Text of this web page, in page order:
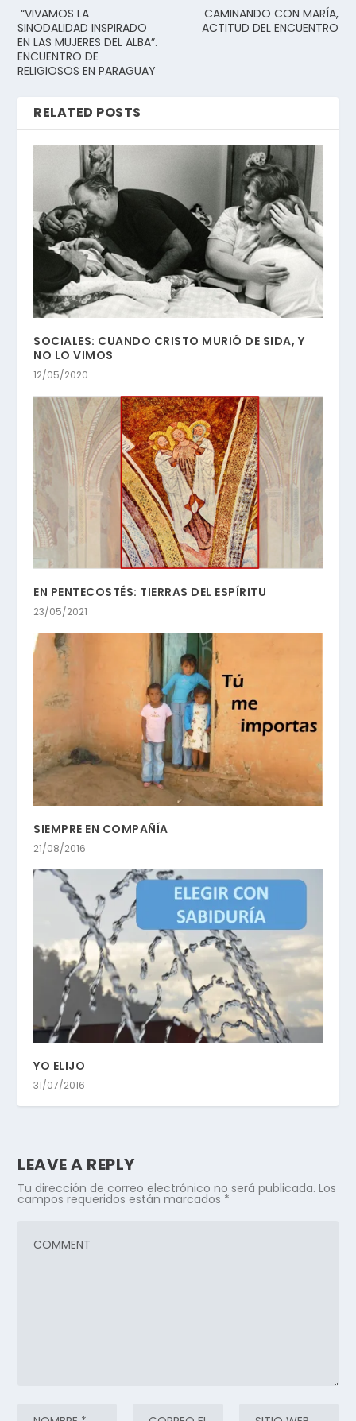
“VIVAMOS LA
SINODALIDAD INSPIRADO
EN LAS MUJERES DEL ALBA”.
ENCUENTRO DE
RELIGIOSOS EN PARAGUAY
CAMINANDO CON MARÍA,
ACTITUD DEL ENCUENTRO
RELATED POSTS
SOCIALES: CUANDO CRISTO MURIÓ DE SIDA, Y
NO LO VIMOS
12/05/2020
EN PENTECOSTÉS: TIERRAS DEL ESPÍRITU
23/05/2021
SIEMPRE EN COMPAÑÍA
21/08/2016
YO ELIJO
31/07/2016
LEAVE A REPLY
Tu dirección de correo electrónico no será publicada. Los
campos requeridos están marcados *